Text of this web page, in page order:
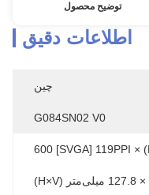
توضیح محصول
اطلاعات دقیق
چین
G084SN02 V0